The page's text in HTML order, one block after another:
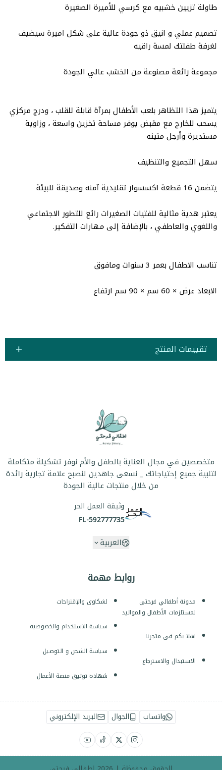
طاولة تزيين خشبيه مع كرسي للأميرة الصغيرة
تصميم عملي و انيق ذو جودة عالية على شكل اميرة سيضيف
لغرفة طفلتك لمسة راقيه
مجموعة رائعة مصنوعة من الخشب عالي الجودة
يتميز هذا التظاهر بلعب الأطفال بمرآة قابلة للقلب ، ودرج مركزي
يسحب للخارج مع مقبض يوفر مساحة تخزين واسعة ، وزاوية
مستديرة وأرجل متينه
سهل التجميع والتنظيف
يتضمن 16 قطعة اكسسوار تقليدية آمنه وصديقة للبيئة
يعتبر هدية مثالية للفتيات الصغيرات رائع للتطور الاجتماعي
واللغوي والعاطفي ، بالإضافة إلى مهارات التفكير.
تناسب الاطفال بعمر 3 سنوات ومافوق
الابعاد عرض × 60 سم × 90 سم ارتفاع
تقييمات المنتج
روابط مهمة
مدونة أطفالي فرحتي
لمستلزمات الأطفال والمواليد
اهلا بكم فى متجرنا
الاستبدال والاسترجاع
لشكاوى والإقتراحات
سياسة الاستخدام والخصوصية
سياسة الشحن و التوصيل
شهادة توثيق منصة الأعمال
متخصصين في مجال العناية بالطفل والأم نوفر تشكيلة متكاملة
لتلبية جميع إحتياجاتك _ نسعى جاهدين لنصبح علامة تجارية رائدة
من خلال منتجات عالية الجودة
وثيقة العمل الحر
FL-592777735
العربية
واتساب الجوال البريد الإلكتروني